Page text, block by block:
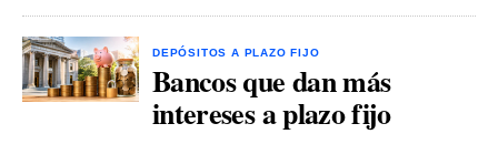
DEPÓSITOS A PLAZO FIJO
Bancos que dan más
intereses a plazo fijo